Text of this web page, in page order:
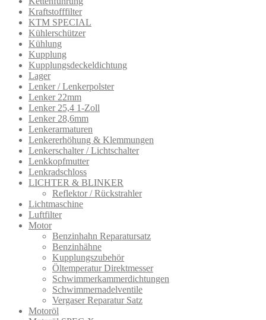
Kraftstofffilter
KTM SPECIAL
Kühlerschützer
Kühlung
Kupplung
Kupplungsdeckeldichtung
Lager
Lenker / Lenkerpolster
Lenker 22mm
Lenker 25,4 1-Zoll
Lenker 28,6mm
Lenkerarmatur​en
Lenkererhöhung & Klemmungen
Lenkerschalter / Lichtschalter
Lenkkopfmutter
Lenkradschloss
LICHTER & BLINKER
Reflektor / Rückstrahler
Lichtmaschine
Luftfilter
Motor
Benzinhahn Reparatursatz
Benzinhähne
Kupplungszubehör
Öltemperatur Direktmesser
Schwimmerkammerdichtungen
Schwimmernadelventile
Vergaser Reparatur Satz
Motoröl